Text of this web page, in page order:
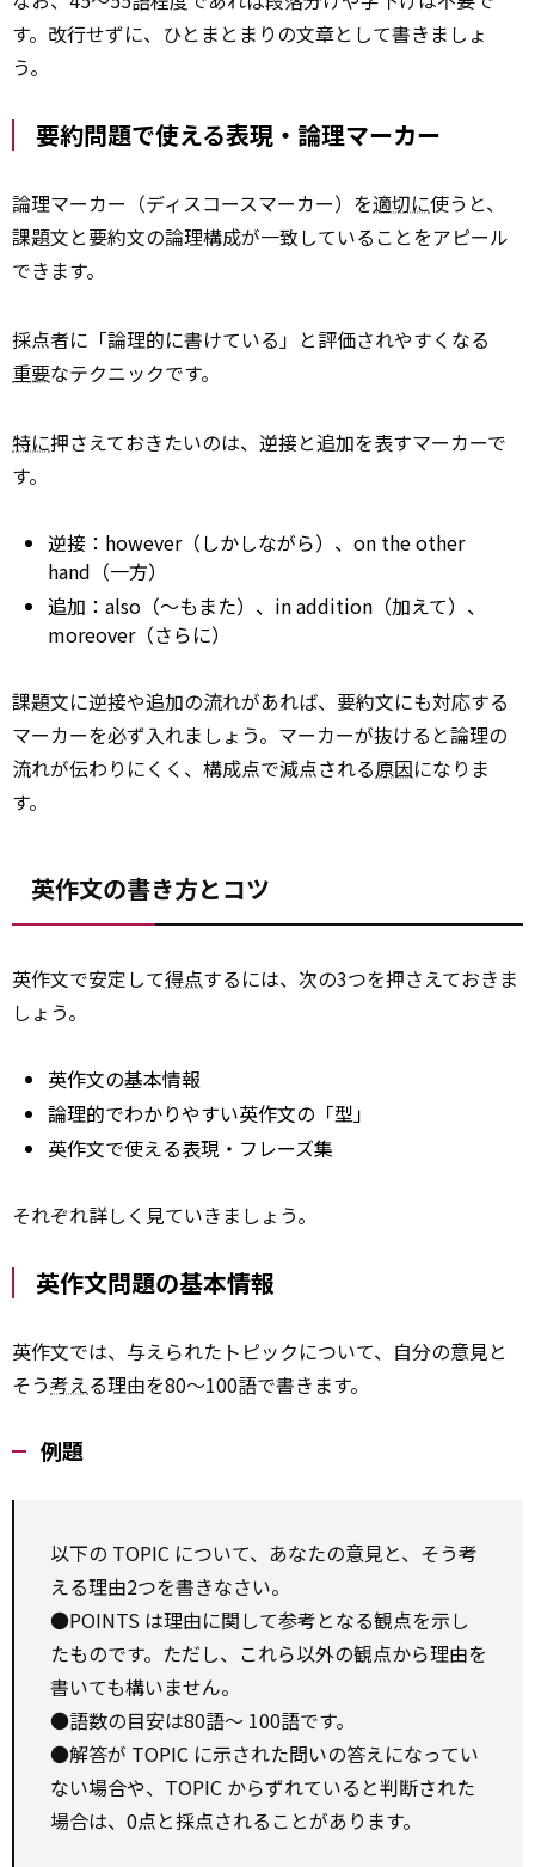
す。改行せずに、ひとまとまりの文章として書きましょ
う。
要約問題で使える表現・論理マーカー
論理マーカー（ディスコースマーカー）を適切に使うと、
課題文と要約文の論理構成が一致していることをアピール
できます。
採点者に「論理的に書けている」と評価されやすくなる
重要なテクニックです。
特に押さえておきたいのは、逆接と追加を表すマーカーで
す。
逆接：however（しかしながら）、on the other
hand（一方）
追加：also（〜もまた）、in addition（加えて）、
moreover（さらに）
課題文に逆接や追加の流れがあれば、要約文にも対応する
マーカーを必ず入れましょう。マーカーが抜けると論理の
流れが伝わりにくく、構成点で減点される原因になりま
す。
英作文の書き方とコツ
英作文で安定して得点するには、次の3つを押さえておきま
しょう。
英作文の基本情報
論理的でわかりやすい英作文の「型」
英作文で使える表現・フレーズ集
それぞれ詳しく見ていきましょう。
英作文問題の基本情報
英作文では、与えられたトピックについて、自分の意見と
そう考える理由を80〜100語で書きます。
例題
以下の TOPIC について、あなたの意見と、そう考
える理由2つを書きなさい。
●POINTS は理由に関して参考となる観点を示し
たものです。ただし、これら以外の観点から理由を
書いても構いません。
●語数の目安は80語～ 100語です。
●解答が TOPIC に示された問いの答えになってい
ない場合や、TOPIC からずれていると判断された
場合は、0点と採点されることがあります。